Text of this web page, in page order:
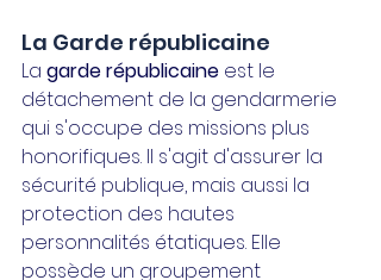
La Garde républicaine
La garde républicaine est le
détachement de la gendarmerie
qui s'occupe des missions plus
honorifiques. Il s'agit d'assurer la
sécurité publique, mais aussi la
protection des hautes
personnalités étatiques. Elle
possède un groupement